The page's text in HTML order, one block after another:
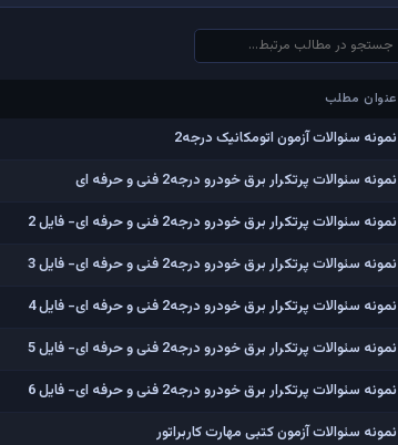
عنوان مطلب
عنوان مطلب
نمونه سئوالات آزمون اتومکانیک درجه2
نمونه سئوالات پرتکرار برق خودرو درجه2 فنی و حرفه ای
نمونه سئوالات پرتکرار برق خودرو درجه2 فنی و حرفه ای- فایل 2
نمونه سئوالات پرتکرار برق خودرو درجه2 فنی و حرفه ای- فایل 3
نمونه سئوالات پرتکرار برق خودرو درجه2 فنی و حرفه ای- فایل 4
نمونه سئوالات پرتکرار برق خودرو درجه2 فنی و حرفه ای- فایل 5
نمونه سئوالات پرتکرار برق خودرو درجه2 فنی و حرفه ای- فایل 6
نمونه سئوالات آزمون کتبی مهارت کاربراتور